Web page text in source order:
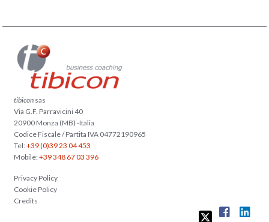
tibicon sas
Via G.F. Parravicini 40
20900 Monza (MB) -Italia
Codice Fiscale / Partita IVA 04772190965
Tel:+39 (0)39 23 04 453
Mobile:+39 348 67 03 396
Privacy Policy
Cookie Policy
Credits